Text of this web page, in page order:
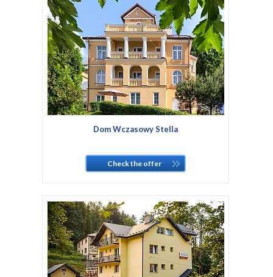
Dom Wczasowy Stella
Check the offer